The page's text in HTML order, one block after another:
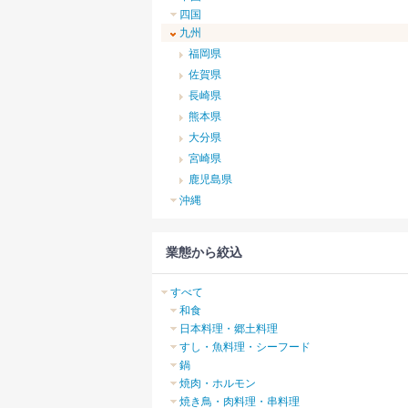
四国
九州
福岡県
佐賀県
長崎県
熊本県
大分県
宮崎県
鹿児島県
沖縄
業態から絞込
すべて
和食
日本料理・郷土料理
すし・魚料理・シーフード
鍋
焼肉・ホルモン
焼き鳥・肉料理・串料理